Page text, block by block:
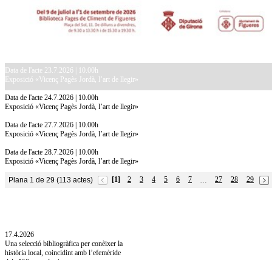
Data de l'acte 23.7.2026 | 10.00h
Exposició «Vicenç Pagès Jordà, l’art de llegir»
Data de l'acte 24.7.2026 | 10.00h
Exposició «Vicenç Pagès Jordà, l’art de llegir»
Data de l'acte 27.7.2026 | 10.00h
Exposició «Vicenç Pagès Jordà, l’art de llegir»
Data de l'acte 28.7.2026 | 10.00h
Exposició «Vicenç Pagès Jordà, l’art de llegir»
Plana 1 de 29 (113 actes) [1] 2 3 4 5 6 7 … 27 28
29
17.4.2026
Una selecció bibliogràfica per conèixer la
història local, coincidint amb l’efemèride